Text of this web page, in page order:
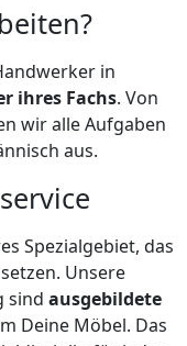
in
ihres Fachs. Von
wir alle Aufgaben
aus.
Spezialgebiet, das
Unsere
sind ausgebildete
Deine Möbel. Das